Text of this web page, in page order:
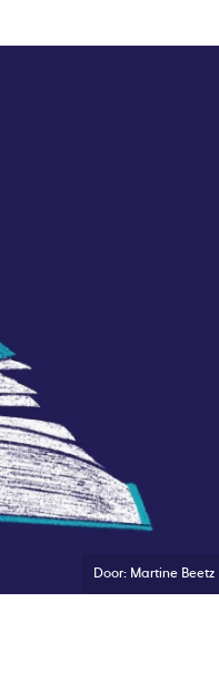
Door: Martine Beetz